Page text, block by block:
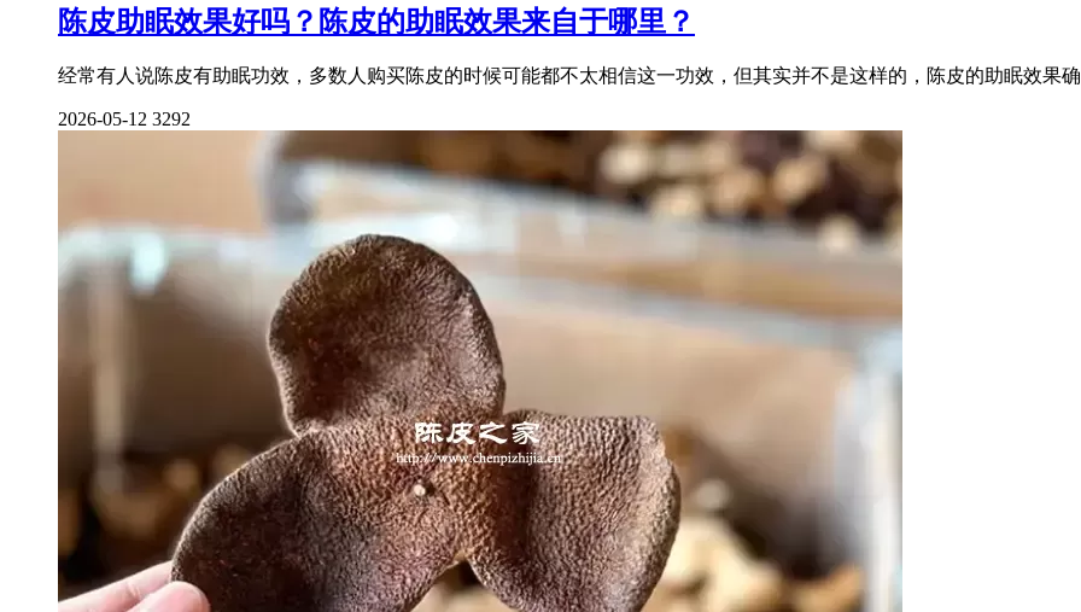
陈皮助眠效果好吗？陈皮的助眠效果来自于哪里？
经常有人说陈皮有助眠功效，多数人购买陈皮的时候可能都不太相信这一功效，但其实并不是这样的，陈皮的助眠效果
2026-05-12 3292